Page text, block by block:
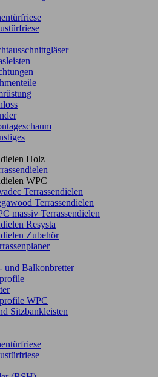
Holz
WPC
Terrassendielen
Terrassendielen
massiv Terrassendielen
Resysta
Zubehör
und Balkonbretter
WPC
Sitzbankleisten